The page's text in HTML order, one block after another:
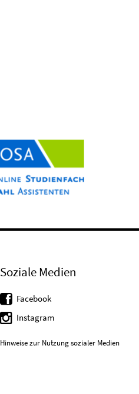
Soziale Medien
Facebook
Instagram
Hinweise zur Nutzung sozialer Medien